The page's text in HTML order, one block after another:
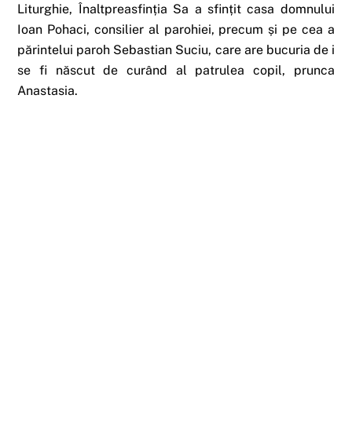
Liturghie, Înaltpreasfinția Sa a sfințit casa domnului
Ioan Pohaci, consilier al parohiei, precum și pe cea a
părintelui paroh Sebastian Suciu, care are bucuria de i
se fi născut de curând al patrulea copil, prunca
Anastasia.